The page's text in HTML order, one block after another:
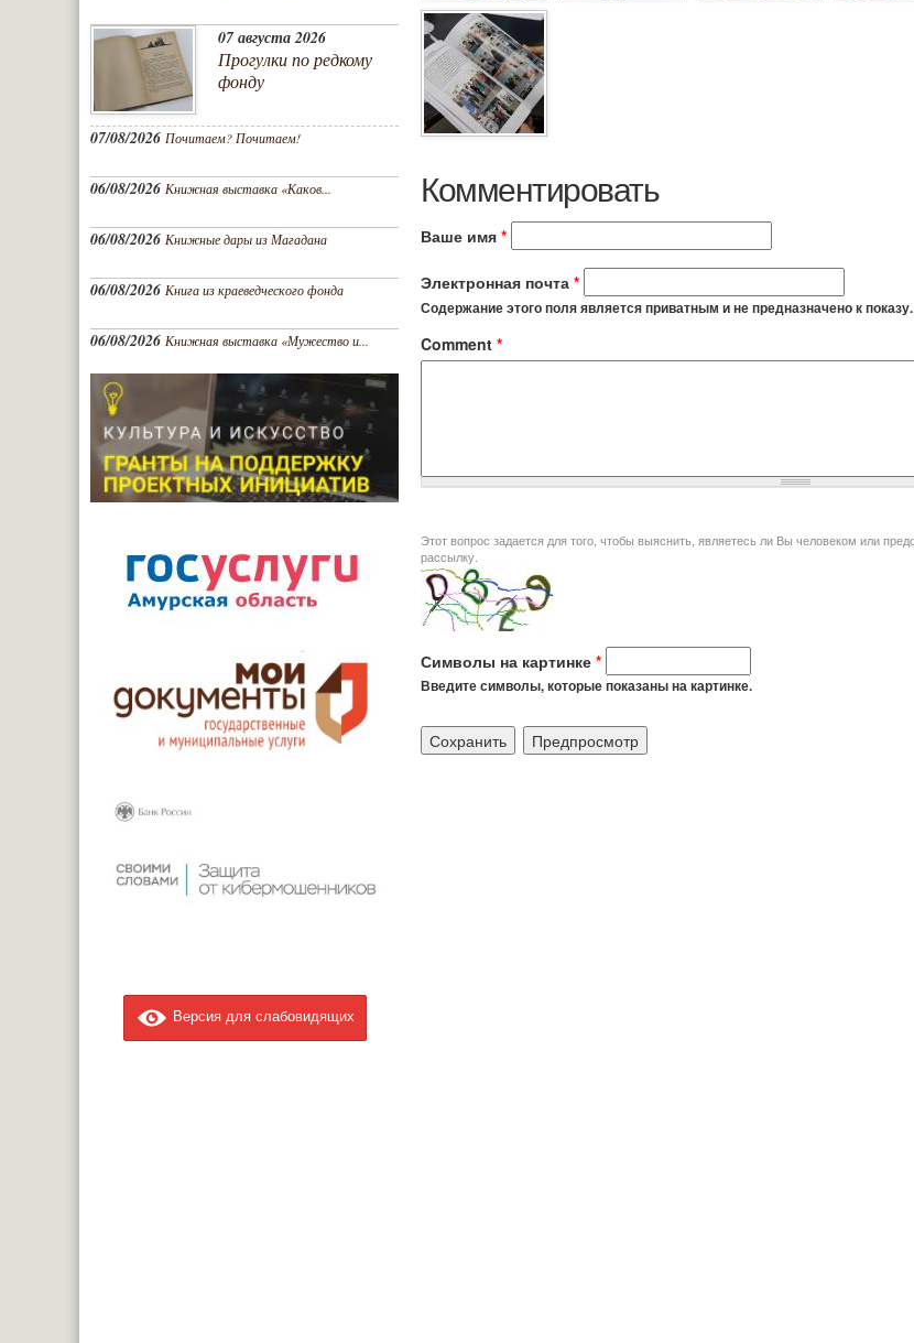
07 августа 2026
Прогулки по редкому
фонду
07/08/2026 Почитаем? Почитаем!
06/08/2026 Книжная выставка «Каков...
06/08/2026 Книжные дары из Магадана
06/08/2026 Книга из краеведческого фонда
06/08/2026 Книжная выставка «Мужество и...
Версия для слабовидящих
Комментировать
Ваше имя *
Электронная почта *
Содержание этого поля является приватным и не предназначено к показу.
Comment *
Этот вопрос задается для того, чтобы выяснить, являетесь ли Вы человеком или представляете из себя автоматическую спам-
рассылку.
Символы на картинке *
Введите символы, которые показаны на картинке.